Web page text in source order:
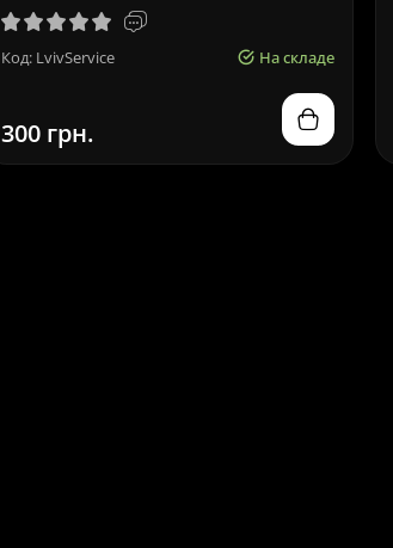
Код: LvivService На складе
300 грн.